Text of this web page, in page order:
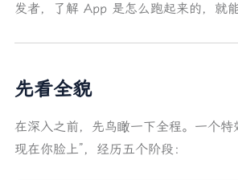
多特效叠加
回顾：一个特效的完整旅程
发者，了解 App 是怎么跑起来的，就能
先看全貌
在深入之前，先鸟瞰一下全程。一个特
现在你脸上”，经历五个阶段：